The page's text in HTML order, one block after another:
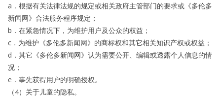
a．根据有关法律法规的规定或相关政府主管部门的要求或《多伦多
新闻网》合法服务程序规定；
b．在紧急情况下，为维护用户及公众的权益；
c．为维护《多伦多新闻网》的商标权和其它相关知识产权或权益；
d．其它《多伦多新闻网》认为需要公开、编辑或透露个人信息的情
况；
e．事先获得用户的明确授权。
（4）关于儿童的隐私。